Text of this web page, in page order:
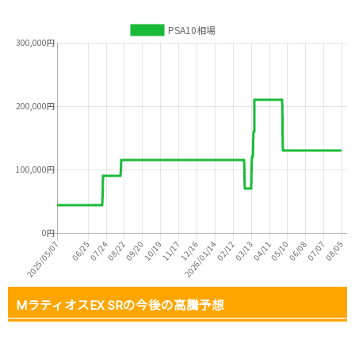
MラティオスEX SRの今後の高騰予想